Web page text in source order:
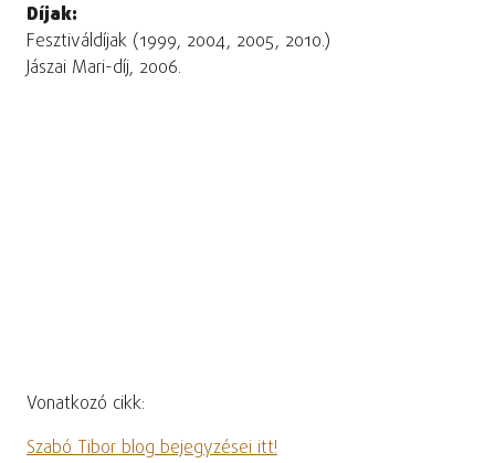
Díjak:
Fesztiváldíjak (1999, 2004, 2005, 2010.)
Jászai Mari-díj, 2006.
Vonatkozó cikk:
Szabó Tibor blog bejegyzései itt!